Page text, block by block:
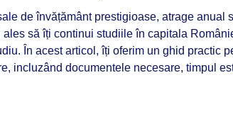
de învățământ prestigioase, atrage anual
să îți continui studiile în capitala
În acest articol, îți oferim un ghid practic
incluzând documentele necesare, timpul